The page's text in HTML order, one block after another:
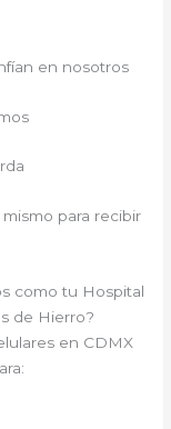
en nosotros
para recibir
como tu Hospital
de Hierro?
en CDMX